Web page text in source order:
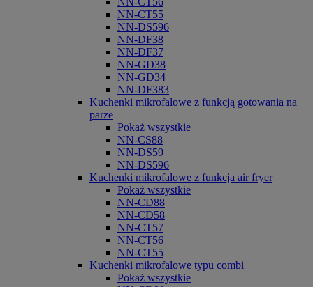
NN-CT55
NN-DS596
NN-DF38
NN-DF37
NN-GD38
NN-GD34
NN-DF383
Kuchenki mikrofalowe z funkcją gotowania na
parze
Pokaż wszystkie
NN-CS88
NN-DS59
NN-DS596
Kuchenki mikrofalowe z funkcja air fryer
Pokaż wszystkie
NN-CD88
NN-CD58
NN-CT57
NN-CT56
NN-CT55
Kuchenki mikrofalowe typu combi
Pokaż wszystkie